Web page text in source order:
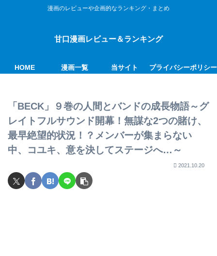
漫画のレビューや企画的なランキング・まとめ
甘口漫画レビュー＆ランキング
HOME 漫画一覧 当サイト プライバシーポリシー
「BECK」９巻の人間とバンドの成長物語～グ
レイトフルサウンド開幕！無謀な2つの賭け、
最早絶望的状況！？メンバーが集まらない
中、コユキ、意を決してステージへ…～
2021.10.20